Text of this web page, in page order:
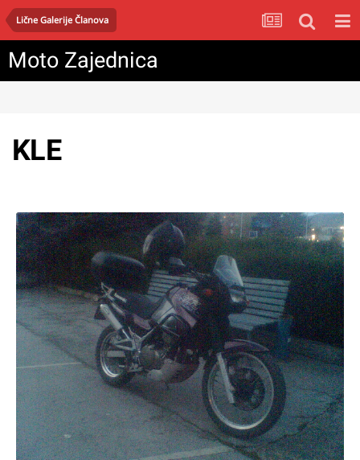
Lične Galerije Članova
Moto Zajednica
KLE